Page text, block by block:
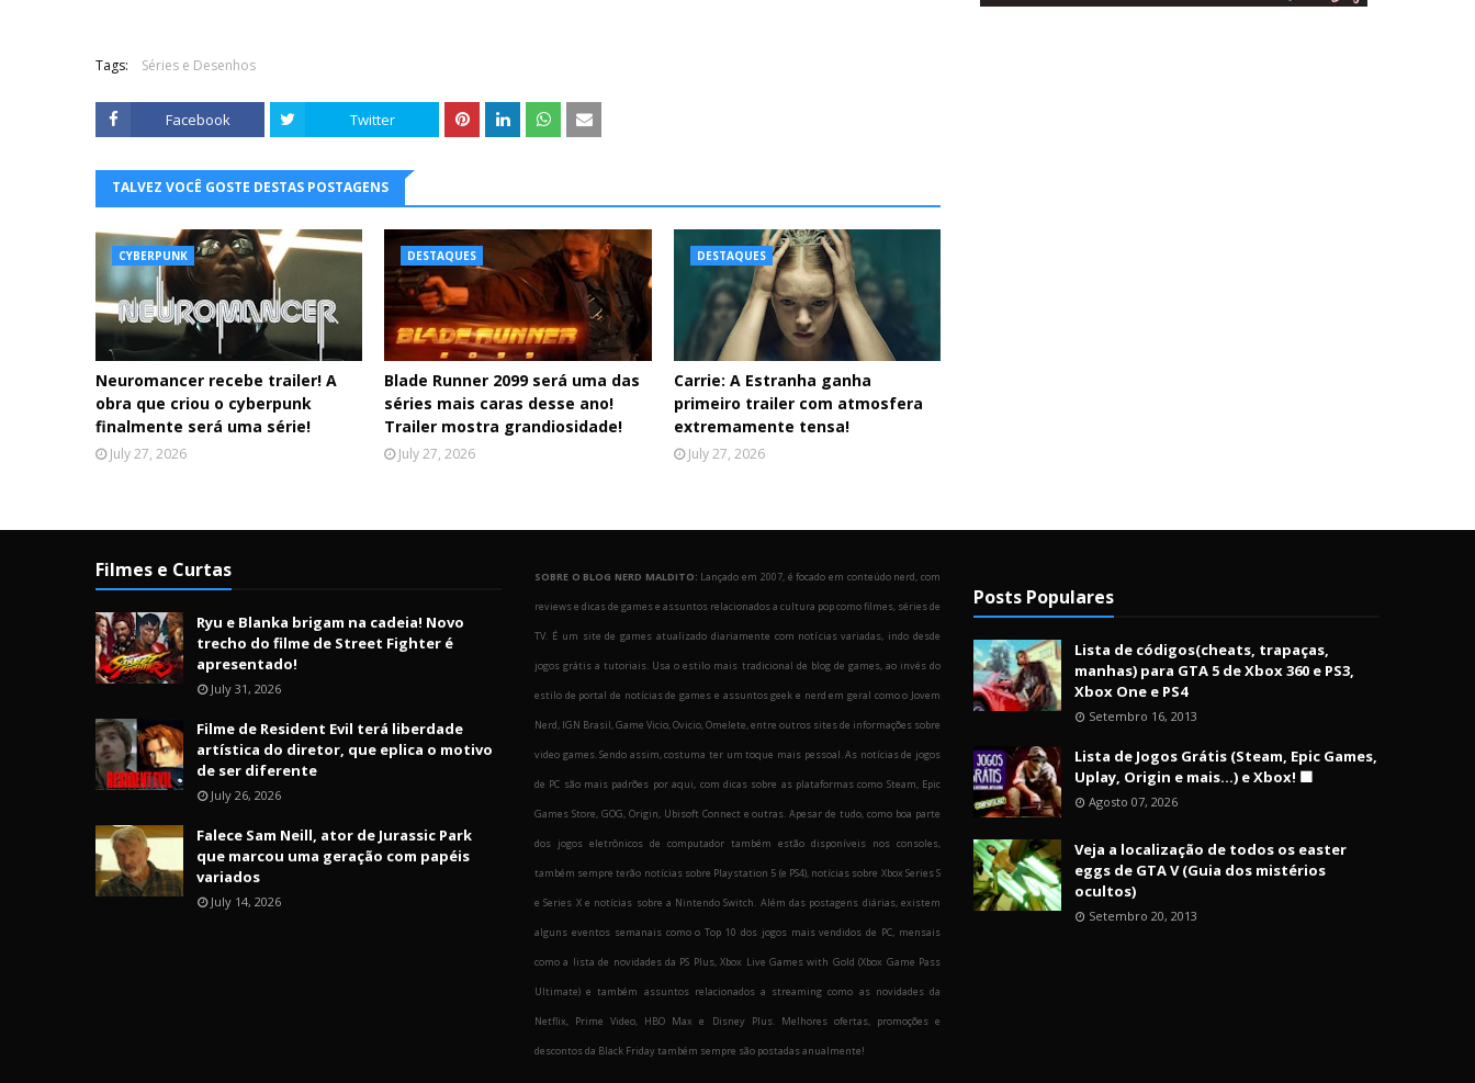
Tags: Séries e Desenhos
Facebook Twitter
TALVEZ VOCÊ GOSTE DESTAS POSTAGENS
CYBERPUNK
Neuromancer recebe trailer! A
obra que criou o cyberpunk
finalmente será uma série!
July 27, 2026
DESTAQUES
Blade Runner 2099 será uma das
séries mais caras desse ano!
Trailer mostra grandiosidade!
July 27, 2026
DESTAQUES
Carrie: A Estranha ganha
primeiro trailer com atmosfera
extremamente tensa!
July 27, 2026
Filmes e Curtas
Ryu e Blanka brigam na cadeia! Novo
trecho do filme de Street Fighter é
apresentado!
July 31, 2026
Filme de Resident Evil terá liberdade
artística do diretor, que eplica o motivo
de ser diferente
July 26, 2026
Falece Sam Neill, ator de Jurassic Park
que marcou uma geração com papéis
variados
July 14, 2026
SOBRE O BLOG NERD MALDITO: Lançado em 2007, é focado em conteúdo nerd, com
reviews e dicas de games e assuntos relacionados a cultura pop como filmes, séries de
TV. É um site de games atualizado diariamente com notícias variadas, indo desde
jogos grátis a tutoriais. Usa o estilo mais tradicional de blog de games, ao invés do
estilo de portal de notícias de games e assuntos geek e nerd em geral como o Jovem
Nerd, IGN Brasil, Game Vicio, Ovicio, Omelete, entre outros sites de informações sobre
video games. Sendo assim, costuma ter um toque mais pessoal. As notícias de jogos
de PC são mais padrões por aqui, com dicas sobre as plataformas como Steam, Epic
Games Store, GOG, Origin, Ubisoft Connect e outras. Apesar de tudo, como boa parte
dos jogos eletrônicos de computador também estão disponíveis nos consoles,
também sempre terão notícias sobre Playstation 5 (e PS4), notícias sobre Xbox Series S
e Series X e notícias sobre a Nintendo Switch. Além das postagens diárias, existem
alguns eventos semanais como o Top 10 dos jogos mais vendidos de PC, mensais
como a lista de novidades da PS Plus, Xbox Live Games with Gold (Xbox Game Pass
Ultimate) e também assuntos relacionados a streaming como as novidades da
Netflix, Prime Video, HBO Max e Disney Plus. Melhores ofertas, promoções e
descontos da Black Friday também sempre são postadas anualmente!
Posts Populares
Lista de códigos(cheats, trapaças,
manhas) para GTA 5 de Xbox 360 e PS3,
Xbox One e PS4
Setembro 16, 2013
Lista de Jogos Grátis (Steam, Epic Games,
Uplay, Origin e mais...) e Xbox! 🟩
Agosto 07, 2026
Veja a localização de todos os easter
eggs de GTA V (Guia dos mistérios
ocultos)
Setembro 20, 2013